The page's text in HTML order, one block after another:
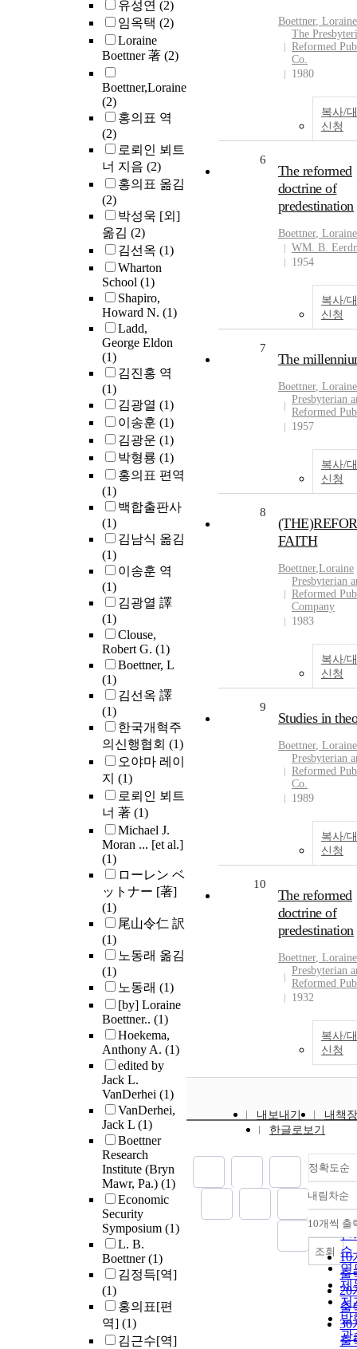
유성연 (2)
임옥택 (2)
Loraine
Boettner 著 (2)
Boettner,Loraine
(2)
홍의표 역
(2)
로뢰인 뵈트
너 지음 (2)
홍의표 옮김
(2)
박성욱 [외]
옮김 (2)
김선옥 (1)
Wharton
School (1)
Shapiro,
Howard N. (1)
Ladd,
George Eldon
(1)
김진홍 역
(1)
김광열 (1)
이송훈 (1)
김광운 (1)
박형룡 (1)
홍의표 편역
(1)
백합출판사
(1)
김남식 옮김
(1)
이송훈 역
(1)
김광열 譯
(1)
Clouse,
Robert G. (1)
Boettner, L
(1)
김선옥 譯
(1)
한국개혁주
의신행협회 (1)
오야마 레이
지 (1)
로뢰인 뵈트
너 著 (1)
Michael J.
Moran ... [et al.]
(1)
ローレン ベ
ットナー [著]
(1)
尾山令仁 訳
(1)
노동래 옮김
(1)
노동래 (1)
[by] Loraine
Boettner.. (1)
Hoekema,
Anthony A. (1)
edited by
Jack L.
VanDerhei (1)
VanDerhei,
Jack L (1)
Boettner
Research
Institute (Bryn
Mawr, Pa.) (1)
Economic
Security
Symposium (1)
L. B.
Boettner(1)
김정득[역]
(1)
홍의표[편
역] (1)
김근수[역]
Boettner, Loraine
The
Reformed
Co.
1980
복사/
신청
6
The reformed
doctrine of
predestination
Boettner, Loraine
WM. B.
1954
복사/
신청
7
The
Boettner, Loraine
Presbyterian
Reformed
1957
복사/
신청
8
FAITH
Boettner,Loraine
Presbyterian
Reformed
Company
1983
복사/
신청
9
Studies in
Boettner, Loraine
Presbyterian
Reformed
Co.
1989
복사/
신청
10
The reformed
doctrine of
predestination
Boettner, Loraine
Presbyterian
Reformed
1932
복사/
신청
내보내기
내책
한글로보기
정확도순
정
순
인
순
연
제
저
발
관
내림차순
10개씩 출
10
출
20
출
30
출
조회